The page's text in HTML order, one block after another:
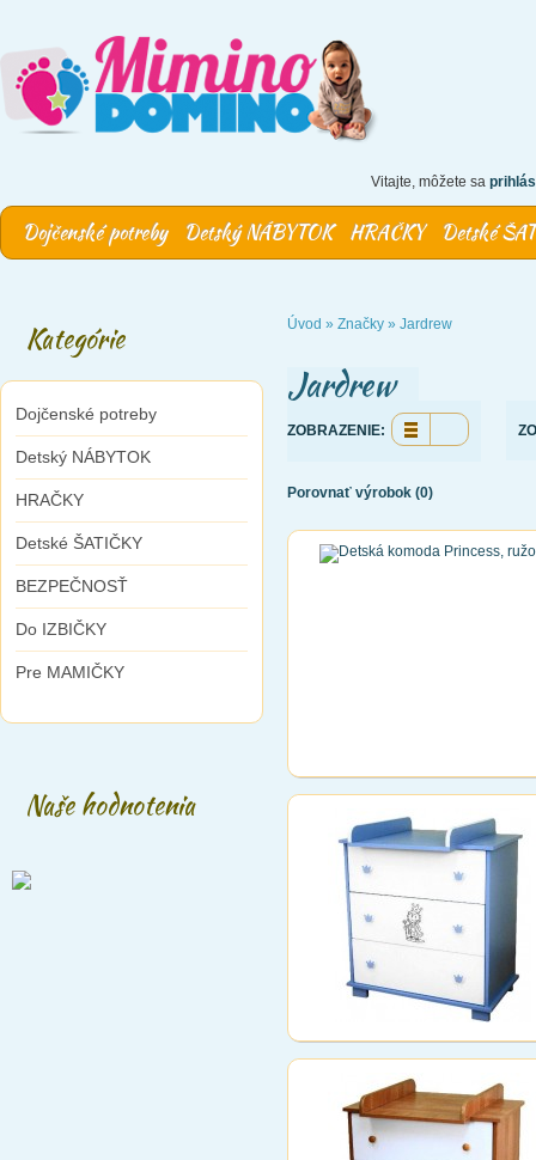
Vitajte, môžete sa
Dojčenské potreby Detský NÁBYTOK HRAČKY Detské
Kategórie
Dojčenské potreby
Detský NÁBYTOK
HRAČKY
Detské ŠATIČKY
BEZPEČNOSŤ
Do IZBIČKY
Pre MAMIČKY
Naše hodnotenia
Úvod » Značky » Jardrew
Jardrew
ZOBRAZENIE:
Porovnať výrobok (0)